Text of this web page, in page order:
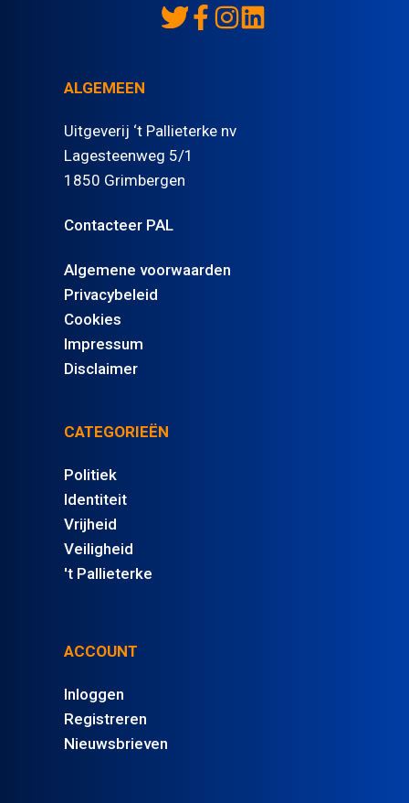
ALGEMEEN
Uitgeverij ‘t Pallieterke nv
Lagesteenweg 5/1
1850 Grimbergen
Contacteer PAL
Algemene voorwaarden
Privacybeleid
Cookies
Impressum
Disclaimer
CATEGORIEËN
Politiek
Identiteit
Vrijheid
Veiligheid
't Pallieterke
ACCOUNT
Inloggen
Registreren
Nieuwsbrieven